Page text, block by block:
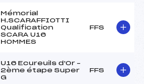
Mémorial
H.SCARAFFIOTTI
Qualification
SCARA U16
HOMMES
FFS
U16 Ecureuils d'Or –
2ème étape Super
G
FFS